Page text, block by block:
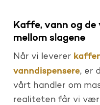
Kaffe, vann og
mellom slagene
Når vi leverer
vanndispensere, er
vårt handler om
realiteten får vi